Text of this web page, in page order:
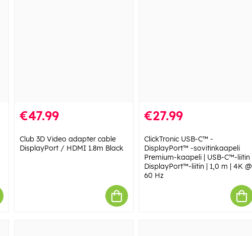
€47.99
Club 3D Video adapter cable
DisplayPort / HDMI 1.8m Black
€27.99
ClickTronic USB-C™ -
DisplayPort™ -sovitinkaapeli
Premium-kaapeli | USB-C™-liitin
DisplayPort™-liitin | 1,0 m | 4K @
60 Hz